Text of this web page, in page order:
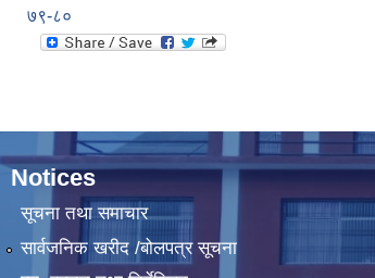
७९-८०
Notices
सूचना तथा समाचार
सार्वजनिक खरीद /बोलपत्र सूचना